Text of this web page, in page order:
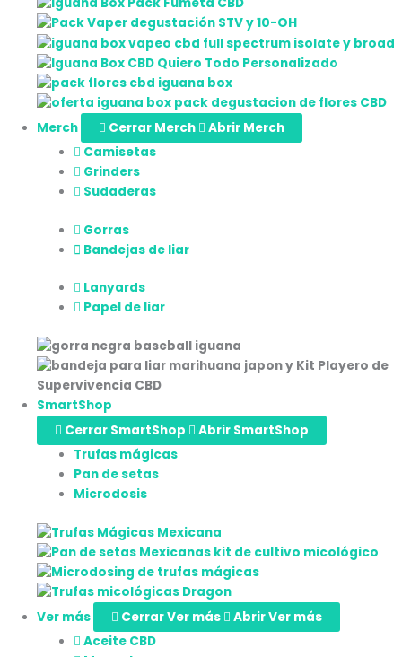
Merch Cerrar Merch
Abrir Merch
Camisetas
Grinders
Sudaderas
Gorras
Bandejas de liar
Lanyards
Papel de liar
SmartShop
Cerrar SmartShop
Abrir SmartShop
Trufas mágicas
Pan de setas
Microdosis
Ver más Cerrar Ver más
Abrir Ver más
Aceite CBD